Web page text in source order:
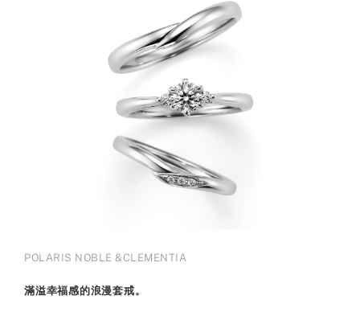
POLARIS NOBLE &CLEMENTIA
滿溢幸福感的浪漫套戒。